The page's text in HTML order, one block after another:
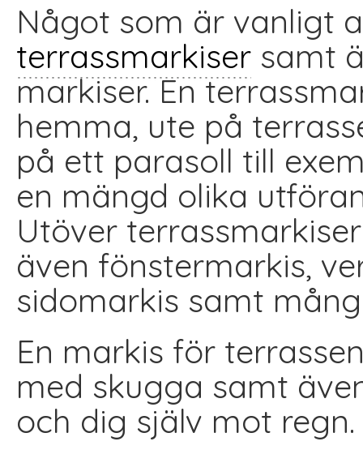
Något som är vanligt
terrassmarkiser samt
markiser. En
hemma, ute på
på ett parasoll till
en mängd olika
Utöver
även fönstermarkis,
sidomarkis samt
En markis för
med skugga samt
och dig själv mot regn.